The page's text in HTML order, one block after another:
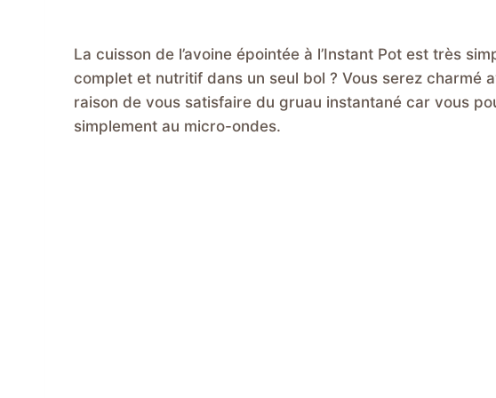
La cuisson de l’avoine épointée à l’Instant Pot est très
complet et nutritif dans un seul bol ? Vous serez charmé
raison de vous satisfaire du gruau instantané car vous
simplement au micro-ondes.